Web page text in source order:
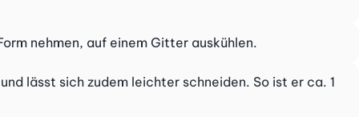
nehmen, auf einem Gitter auskühlen.
lässt sich zudem leichter schneiden. So ist er ca. 1